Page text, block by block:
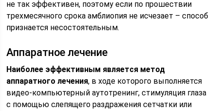
не так эффективен, поэтому если по прошествии
трехмесячного срока амблиопия не исчезает – способ
признается несостоятельным.
Аппаратное лечение
Наиболее эффективным является метод
аппаратного лечения, в ходе которого выполняется
видео-компьютерный аутотренинг, стимуляция глаза
с помощью слепящего раздражения сетчатки или